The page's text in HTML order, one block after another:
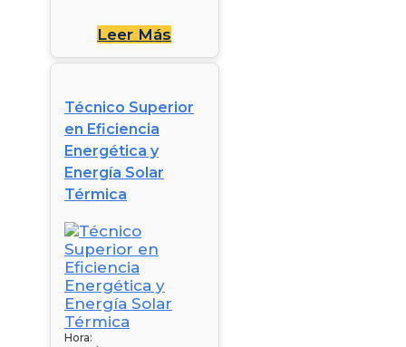
Leer Más
Técnico Superior
en Eficiencia
Energética y
Energía Solar
Térmica
Hora: